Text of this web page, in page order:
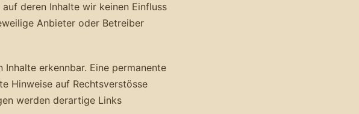
deren Inhalte wir keinen Einfluss
Anbieter oder Betreiber
erkennbar. Eine permanente
Hinweise auf Rechtsverstösse
werden derartige Links